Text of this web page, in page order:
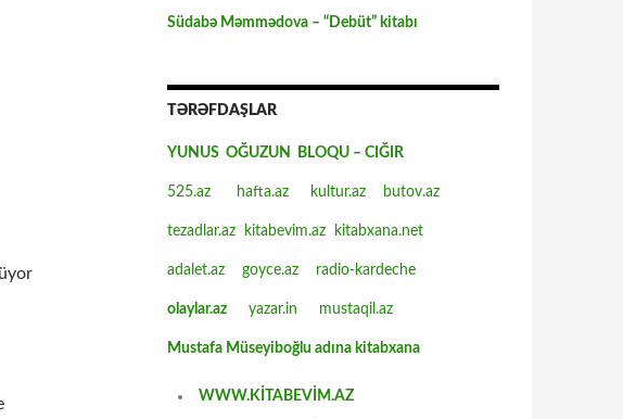
Südabə Məmmədova – “Debüt” kitabı
TƏRƏFDAŞLAR
YUNUS OĞUZUN BLOQU – CIĞIR
525.az hafta.az kultur.az butov.az
tezadlar.az kitabevim.az kitabxana.net
adalet.az goyce.az radio-kardeche
olaylar.az yazar.in mustaqil.az
Mustafa Müseyiboğlu adına kitabxana
WWW.KİTABEVİM.AZ